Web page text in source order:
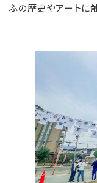
ふの歴史やアートに